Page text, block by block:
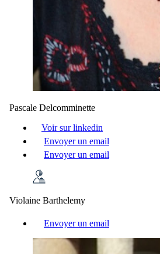
Pascale Delcomminette
Voir sur linkedin
Envoyer un email
Envoyer un email
Violaine Barthelemy
Envoyer un email